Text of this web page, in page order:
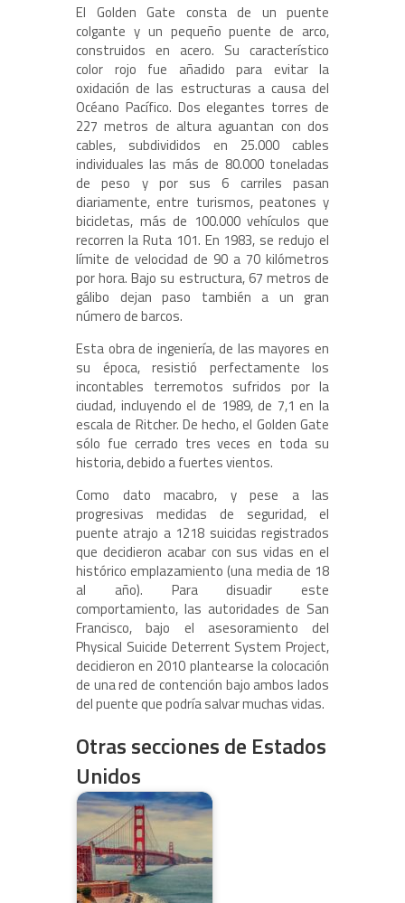
El Golden Gate consta de un puente
colgante y un pequeño puente de arco,
construidos en acero. Su característico
color rojo fue añadido para evitar la
oxidación de las estructuras a causa del
Océano Pacífico. Dos elegantes torres de
227 metros de altura aguantan con dos
cables, subdivididos en 25.000 cables
individuales las más de 80.000 toneladas
de peso y por sus 6 carriles pasan
diariamente, entre turismos, peatones y
bicicletas, más de 100.000 vehículos que
recorren la Ruta 101. En 1983, se redujo el
límite de velocidad de 90 a 70 kilómetros
por hora. Bajo su estructura, 67 metros de
gálibo dejan paso también a un gran
número de barcos.
Esta obra de ingeniería, de las mayores en
su época, resistió perfectamente los
incontables terremotos sufridos por la
ciudad, incluyendo el de 1989, de 7,1 en la
escala de Ritcher. De hecho, el Golden Gate
sólo fue cerrado tres veces en toda su
historia, debido a fuertes vientos.
Como dato macabro, y pese a las
progresivas medidas de seguridad, el
puente atrajo a 1218 suicidas registrados
que decidieron acabar con sus vidas en el
histórico emplazamiento (una media de 18
al año). Para disuadir este
comportamiento, las autoridades de San
Francisco, bajo el asesoramiento del
Physical Suicide Deterrent System Project,
decidieron en 2010 plantearse la colocación
de una red de contención bajo ambos lados
del puente que podría salvar muchas vidas.
Otras secciones de Estados
Unidos